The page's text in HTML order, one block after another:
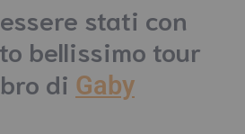
stati con
bellissimo tour
di Gaby